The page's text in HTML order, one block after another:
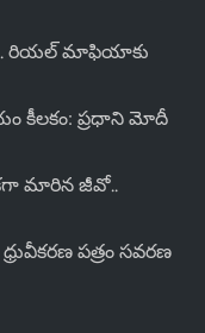
రియల్ మాఫియాకు
కీలకం: ప్రధాని మోదీ
మారిన జీవో..
పత్రం సవరణ